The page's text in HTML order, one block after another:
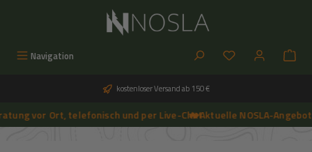
Navigation Du hast 0
kostenloser Versand ab 150 €
vor Ort, telefonisch und per Live-Chat
➔
🔥 Aktuelle NOSLA-Angebote